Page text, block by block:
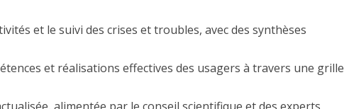
et le suivi des crises et troubles, avec des synthèses
et réalisations effectives des usagers à travers une grille
alimentée par le conseil scientifique et des experts